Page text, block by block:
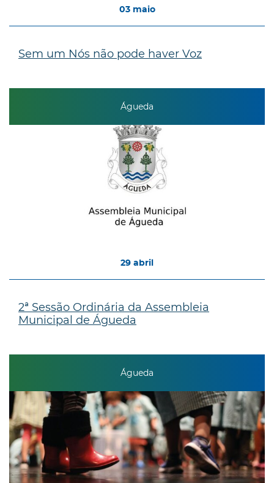
03 maio
Sem um Nós não pode haver Voz
Águeda
29 abril
2ª Sessão Ordinária da Assembleia
Municipal de Águeda
Águeda